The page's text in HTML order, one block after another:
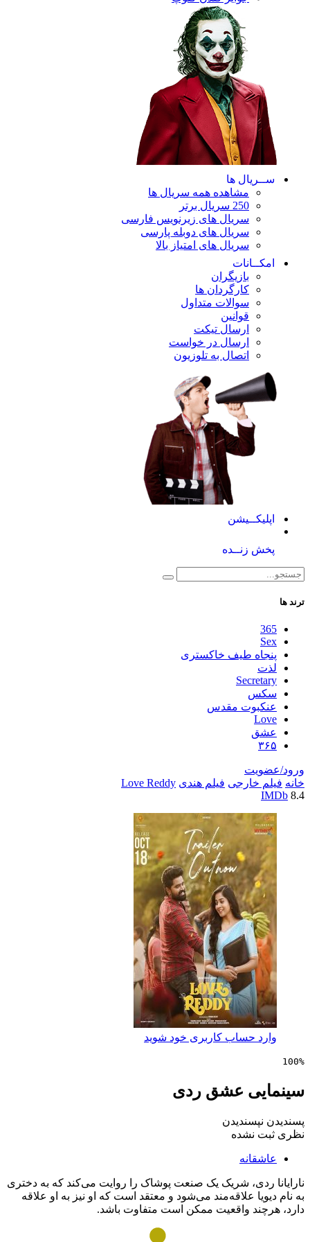
ها
مشاهده همه سریال ها
سریال های زیرنویس فارسی
سریال های دوبله پارسی
سریال های امتیاز بالا
کارگردان ها
سوالات متداول
ارسال تیکت
ارسال در خواست
اتصال به تلوزیون
زنــده
طیف خاکستری
مقدس
خارجی فیلم هندی Love Reddy
حساب کاربری خود شوید
عشق ردی
نشده
ردی، شریک یک صنعت پوشاک را روایت می‌کند که به دختری
علاقه‌مند می‌شود و معتقد است که او نیز به او علاقه
واقعیت ممکن است متفاوت باشد.